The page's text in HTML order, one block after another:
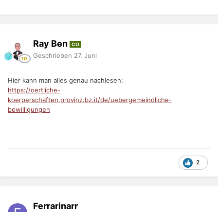
Ray Ben CO
Geschrieben 27. Juni
Hier kann man alles genau nachlesen:
https://oertliche-
koerperschaften.provinz.bz.it/de/uebergemeindliche-
bewilligungen
2
Ferrarinarr